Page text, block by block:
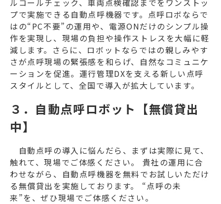
プで実施できる自動点呼機器です。点呼ロボならで
はの“PC不要”の運用や、電源ONだけのシンプル操
作を実現し、現場の負担や操作ストレスを大幅に軽
減します。さらに、ロボットならではの親しみやす
さが点呼現場の緊張感を和らげ、自然なコミュニケ
ーションを促進。運行管理DXを支える新しい点呼
スタイルとして、全国で導入が拡大しています。
３．自動点呼ロボット【無償貸出
中】
自動点呼の導入に悩んだら、まずは実際に見て、
触れて、現場でご体感ください。 貴社の運用に合
わせながら、自動点呼機器を無料でお試しいただけ
る無償貸出を実施しております。 “点呼の未
来”を、ぜひ現場でご体感ください。